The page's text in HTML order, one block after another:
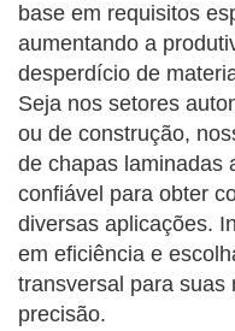
base em requisitos
aumentando a
desperdício de
Seja nos setores
ou de construção,
de chapas laminadas
confiável para obter
diversas aplicações.
em eficiência e
transversal para suas
precisão.